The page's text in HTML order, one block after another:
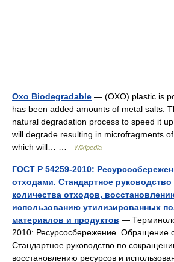
Oxo Biodegradable — (OXO) plastic is
has been added amounts of metal salts.
natural degradation process to speed it
will degrade resulting in microfragments
which will… …
Wikipedia
ГОСТ Р 54259-2010:
отходами. Стандартное
количества отходов,
использованию утилизированных
материалов и продуктов —
2010: Ресурсосбережение. Обращение
Стандартное руководство по
восстановлению ресурсов и